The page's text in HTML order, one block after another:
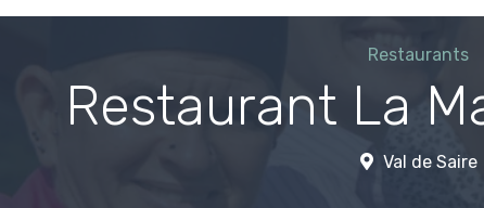
Restaurants
Restaurant La
Val de Saire